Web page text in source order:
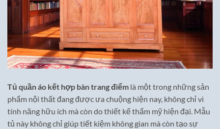
Tủ quần áo kết hợp bàn trang điểm là một trong những sản
phẩm nội thất đang được ưa chuộng hiện nay, không chỉ vì
tính năng hữu ích mà còn do thiết kế thẩm mỹ hiện đại. Mẫu
tủ này không chỉ giúp tiết kiệm không gian mà còn tạo sự